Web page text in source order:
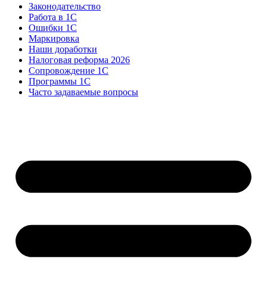
Законодательство
Работа в 1С
Ошибки 1С
Маркировка
Наши доработки
Налоговая реформа 2026
Сопровождение 1С
Программы 1С
Часто задаваемые вопросы